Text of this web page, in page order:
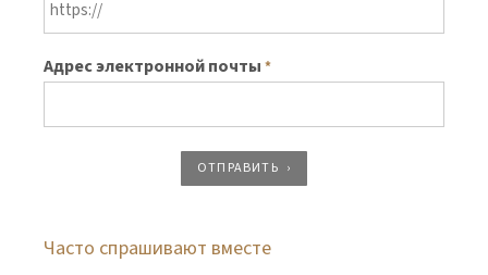
Адрес электронной почты *
ОТПРАВИТЬ
Часто спрашивают вместе